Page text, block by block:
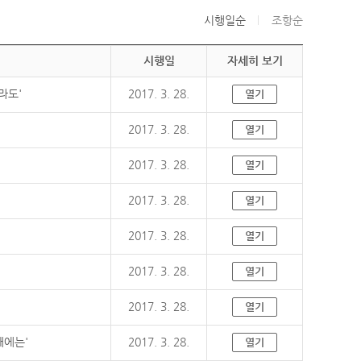
시행일순 조항순
시행일 자세히 보기
도' 2017. 3. 28. 열기
2017. 3. 28. 열기
2017. 3. 28. 열기
2017. 3. 28. 열기
2017. 3. 28. 열기
2017. 3. 28. 열기
2017. 3. 28. 열기
에는' 2017. 3. 28. 열기